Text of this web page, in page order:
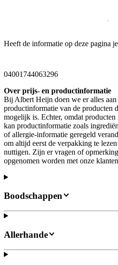
Heeft de informatie op deze pagina
04001744063296
Over prijs- en productinformatie
Bij Albert Heijn doen we er alles
productinformatie van de producten
mogelijk is. Echter, omdat
kan productinformatie zoals
of allergie-informatie geregeld
om altijd eerst de verpakking te
nuttigen. Zijn er vragen of
opgenomen worden met onze
Boodschappen
Allerhande